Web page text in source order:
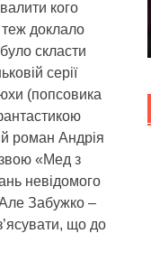
кого
доклало
скласти
серії
(попсовика
роман Андрія
«Мед з
невідомого
Забужко –
що до